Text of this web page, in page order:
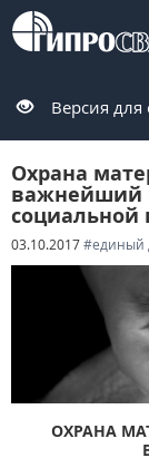
Версия
Охрана
важнейший
социальной
03.10.2017#единый
ОХРАНА